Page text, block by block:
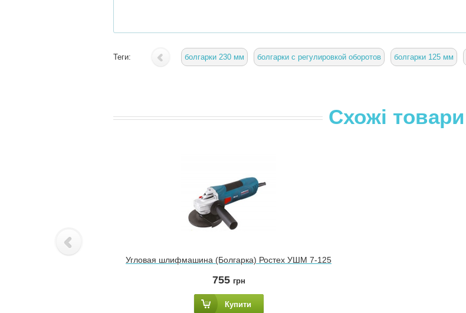
Теги: болгарки 230 мм болгарки с регулировкой оборотов болгарки 125 мм
Схожі товари
Угловая шлифмашина (Болгарка) Ростех УШМ 7-125
755 грн
Купити